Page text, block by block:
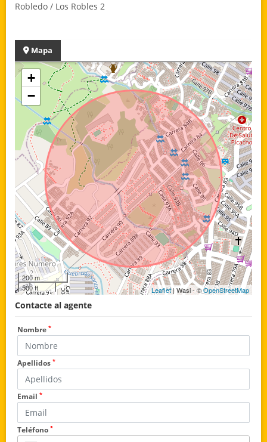
Robledo / Los Robles 2
Mapa
+
−
200 m
500 ft
Leaflet| Wasi - ©OpenStreetMap
Contacte al agente
Nombre *
Apellidos *
Email *
Teléfono *